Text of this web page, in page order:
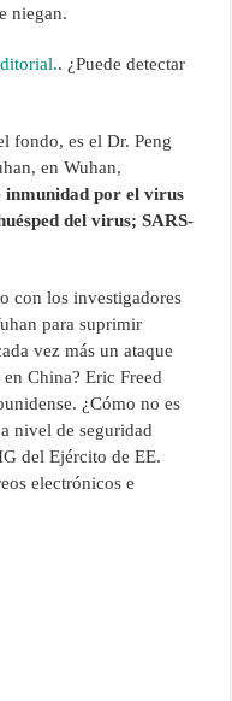
niegan.
. ¿Puede detectar
fondo, es el Dr. Peng
en Wuhan,
inmunidad por el virus
del virus; SARS-
con los investigadores
para suprimir
vez más un ataque
China? Eric Freed
¿Cómo no es
nivel de seguridad
del Ejército de EE.
electrónicos e